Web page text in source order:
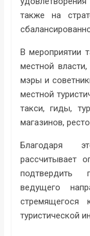
также на
В мероприятии
местной
мэры и
местной
такси, гиды,
магазинов,
Благодаря
рассчитывает
подтвердить
ведущего
стремящегося
туристической